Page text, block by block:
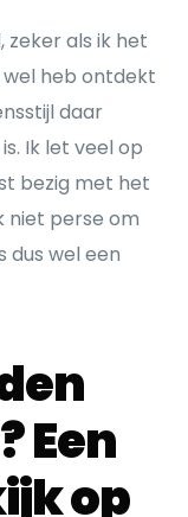
zeker als ik het
heb ontdekt
daar
Ik let veel op
bezig met het
niet perse om
dus wel een
Een
op